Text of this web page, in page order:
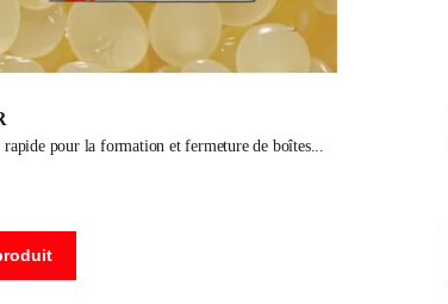
rapide pour la formation et fermeture de boîtes